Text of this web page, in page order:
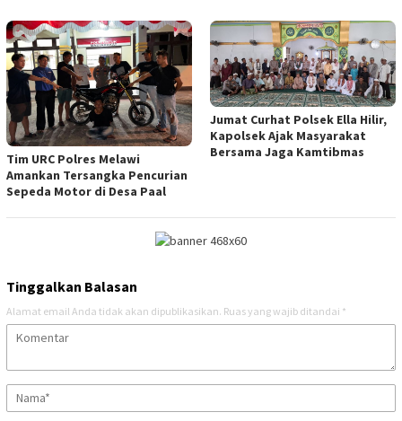
Tim URC Polres Melawi
Amankan Tersangka Pencurian
Sepeda Motor di Desa Paal
Jumat Curhat Polsek Ella Hilir,
Kapolsek Ajak Masyarakat
Bersama Jaga Kamtibmas
Tinggalkan Balasan
Alamat email Anda tidak akan dipublikasikan. Ruas yang wajib ditandai *